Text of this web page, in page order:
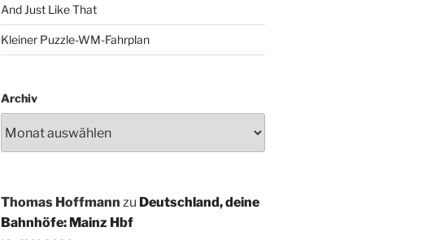
And Just Like That
Kleiner Puzzle-WM-Fahrplan
Archiv
Thomas Hoffmann zu Deutschland, deine
Bahnhöfe: Mainz Hbf